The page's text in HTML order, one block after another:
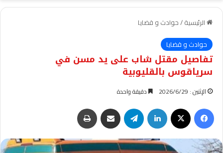
الرئيسية/حوادث و قضايا
حوادث و قضايا
تفاصيل مقتل شاب على يد مسن في
سرياقوس بالقليوبية
الإثنين : 2026/6/29 دقيقة واحدة
فيسبوك لينكدإن تيلقرام مشاركة عبر البريد